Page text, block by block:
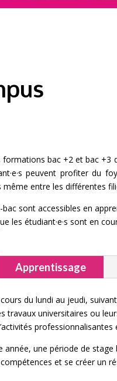
bac +2 et bac
peuvent profiter du
entre les différentes
sont accessibles en
les étudiant·e·s sont en
Apprentissage
cours du lundi au jeudi,
travaux universitaires ou
professionnalisantes
année, une période de
et se créer un